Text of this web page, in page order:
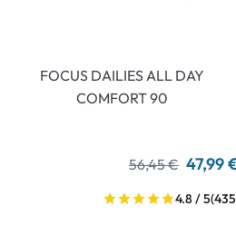
FOCUS DAILIES ALL DAY
COMFORT 90
56,45 € 47,99
4.8 / 5